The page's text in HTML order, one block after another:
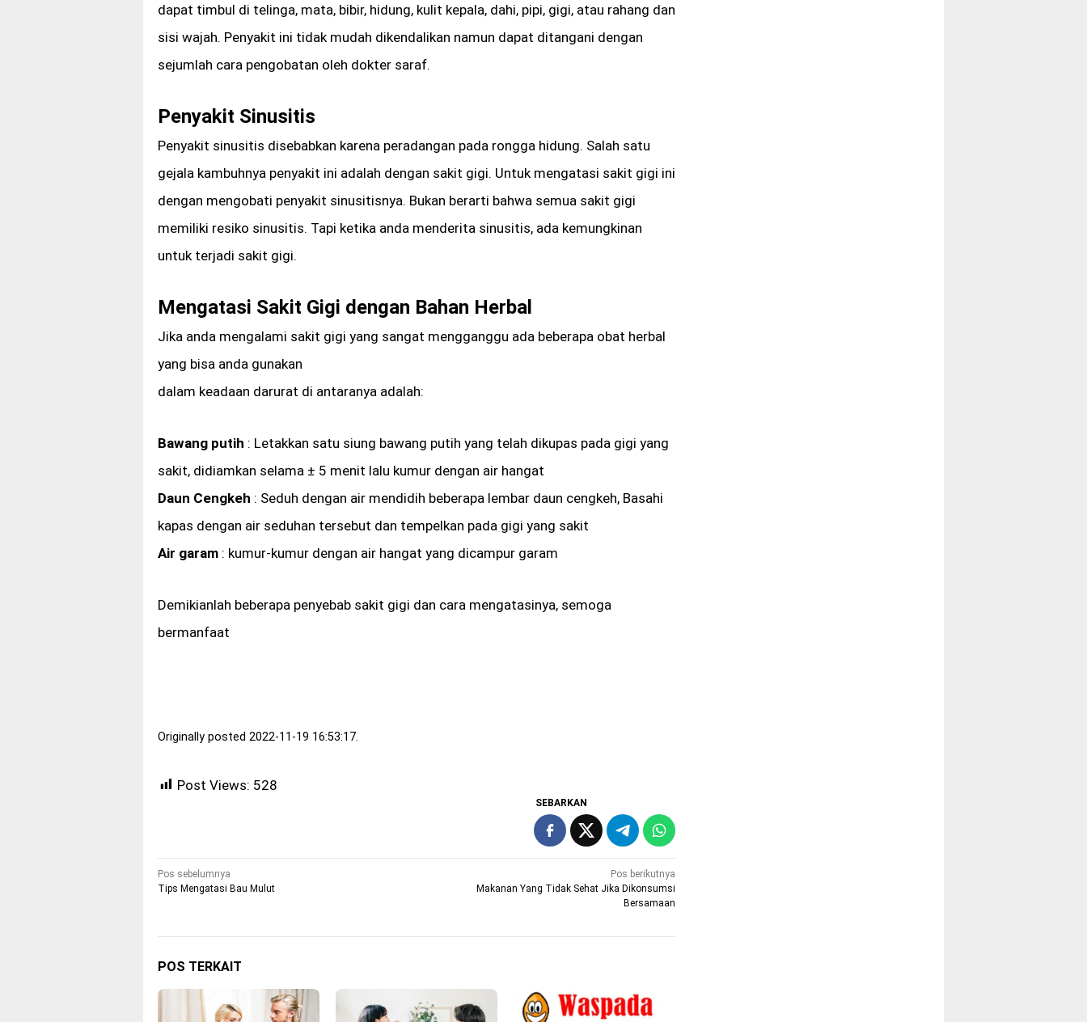
dapat timbul di telinga, mata, bibir, hidung, kulit kepala, dahi, pipi, gigi, atau rahang dan
sisi wajah. Penyakit ini tidak mudah dikendalikan namun dapat ditangani dengan
sejumlah cara pengobatan oleh dokter saraf.
Penyakit Sinusitis
Penyakit sinusitis disebabkan karena peradangan pada rongga hidung. Salah satu
gejala kambuhnya penyakit ini adalah dengan sakit gigi. Untuk mengatasi sakit gigi ini
dengan mengobati penyakit sinusitisnya. Bukan berarti bahwa semua sakit gigi
memiliki resiko sinusitis. Tapi ketika anda menderita sinusitis, ada kemungkinan
untuk terjadi sakit gigi.
Mengatasi Sakit Gigi dengan Bahan Herbal
Jika anda mengalami sakit gigi yang sangat mengganggu ada beberapa obat herbal
yang bisa anda gunakan
dalam keadaan darurat di antaranya adalah:
Bawang putih : Letakkan satu siung bawang putih yang telah dikupas pada gigi yang
sakit, didiamkan selama ± 5 menit lalu kumur dengan air hangat
Daun Cengkeh : Seduh dengan air mendidih beberapa lembar daun cengkeh, Basahi
kapas dengan air seduhan tersebut dan tempelkan pada gigi yang sakit
Air garam : kumur-kumur dengan air hangat yang dicampur garam
Demikianlah beberapa penyebab sakit gigi dan cara mengatasinya, semoga
bermanfaat
Originally posted 2022-11-19 16:53:17.
Post Views: 528
SEBARKAN
Navigasi
pos
Pos sebelumnya
Tips Mengatasi Bau Mulut
Pos berikutnya
Makanan Yang Tidak Sehat Jika Dikonsumsi
Bersamaan
POS TERKAIT